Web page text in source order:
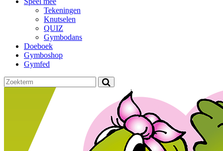
Tekeningen
Knutselen
QUIZ
Gymbodans
Doeboek
Gymboshop
Gymfed